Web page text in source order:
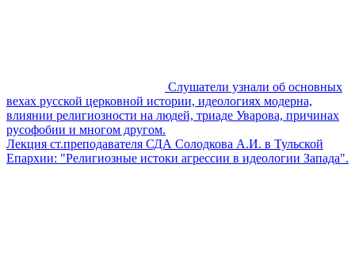
Слушатели узнали об основных
вехах русской церковной истории, идеологиях модерна,
влиянии религиозности на людей, триаде Уварова, причинах
русофобии и многом другом.
Лекция ст.преподавателя СДА Солодкова А.И. в Тульской
Епархии: "Религиозные истоки агрессии в идеологии Запада".